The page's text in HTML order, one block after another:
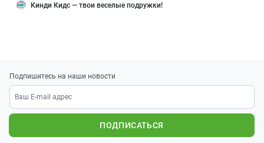
Кинди Кидс — твои веселые подружки!
Подпишитесь на наши новости
ПОДПИСАТЬСЯ